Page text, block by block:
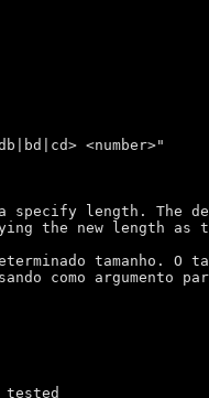
<number>"
a specify length. The
the new length
tamanho. O
como argumento